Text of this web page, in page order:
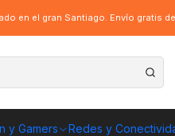
y Gamers Redes y
en el gran Santiago. Envío gratis
Auriculares
ENVÍO GRATIS A